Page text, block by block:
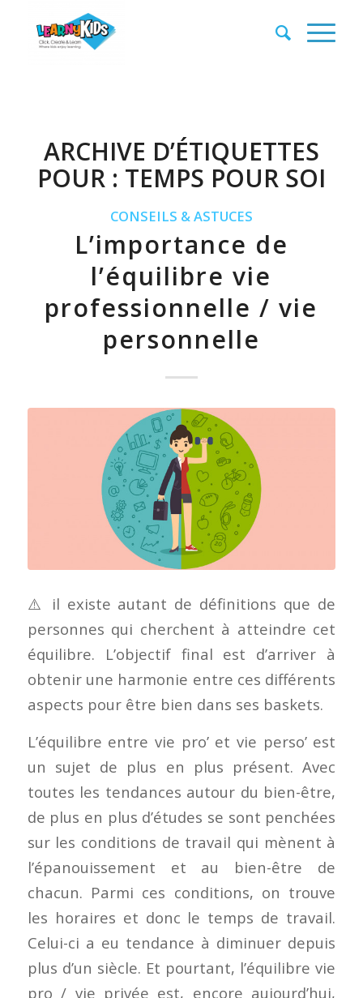
ARCHIVE D’ÉTIQUETTES
POUR : TEMPS POUR SOI
CONSEILS & ASTUCES
L’importance de
l’équilibre vie
professionnelle / vie
personnelle
⚠️ il existe autant de définitions que de
personnes qui cherchent à atteindre cet
équilibre. L’objectif final est d’arriver à
obtenir une harmonie entre ces différents
aspects pour être bien dans ses baskets.
L’équilibre entre vie pro’ et vie perso’ est
un sujet de plus en plus présent. Avec
toutes les tendances autour du bien-être,
de plus en plus d’études se sont penchées
sur les conditions de travail qui mènent à
l’épanouissement et au bien-être de
chacun. Parmi ces conditions, on trouve
les horaires et donc le temps de travail.
Celui-ci a eu tendance à diminuer depuis
plus d’un siècle. Et pourtant, l’équilibre vie
pro / vie privée est, encore aujourd’hui,